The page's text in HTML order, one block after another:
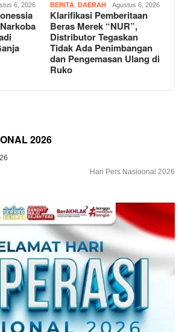
6, 2026 BERITA DAERAH Agustus 6, 2026
Klarifikasi Pemberitaan
Beras Merek “NUR”,
Distributor Tegaskan
Tidak Ada Penimbangan
dan Pengemasan Ulang di
Ruko
2026
Hari Pers Nasioonal 2026